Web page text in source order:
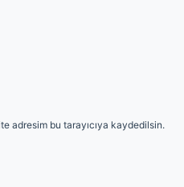
adresim bu tarayıcıya kaydedilsin.